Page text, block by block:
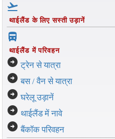
flight_takeoff
थाईलैंड के लिए सस्ती उड़ानें
directions_bus_filled
थाईलैंड में परिवहन
arrow_circle_right ट्रेन से यात्रा
arrow_circle_right बस / वैन से यात्रा
arrow_circle_right घरेलू उड़ानें
arrow_circle_right थाईलैंड में नावे
arrow_circle_right बैंकॉक परिवहन